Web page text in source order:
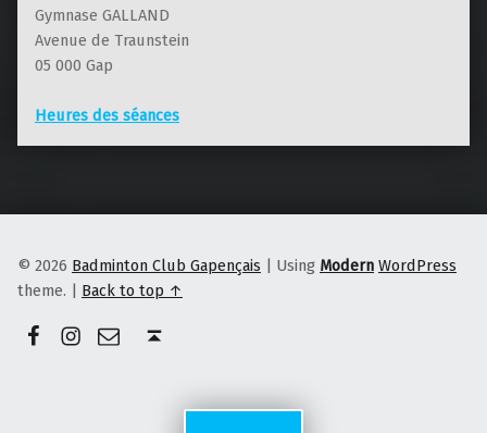
Gymnase GALLAND
Avenue de Traunstein
05 000 Gap
Heures des séances
© 2026 Badminton Club Gapençais | Using Modern WordPress
theme. | Back to top ↑